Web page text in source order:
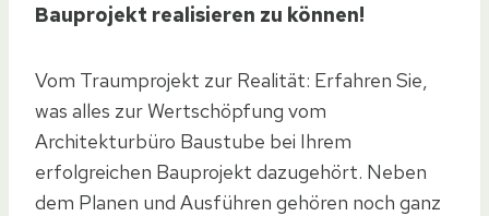
Bauprojekt realisieren zu können!
Vom Traumprojekt zur Realität: Erfahren Sie,
was alles zur Wertschöpfung vom
Architekturbüro Baustube bei Ihrem
erfolgreichen Bauprojekt dazugehört. Neben
dem Planen und Ausführen gehören noch ganz